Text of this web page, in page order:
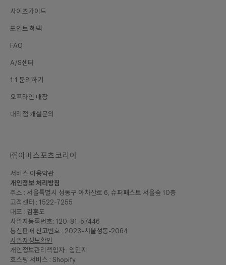
사이즈가이드
포인트 혜택
FAQ
A/S센터
1:1 문의하기
오프라인 매장
대리점 개설문의
㈜아머스포츠코리아
서비스 이용약관
개인정보 처리방침
주소 : 서울특별시 성동구 아차산로 6, 슈퍼패스트 서울숲 10층
고객센터 : 1522-7255
대표 : 김훈도
사업자등록번호: 120-81-57446
통신판매 신고번호 : 2023-서울성동-2064
사업자정보확인
개인정보관리책임자 : 임민지
호스팅 서비스 : Shopify